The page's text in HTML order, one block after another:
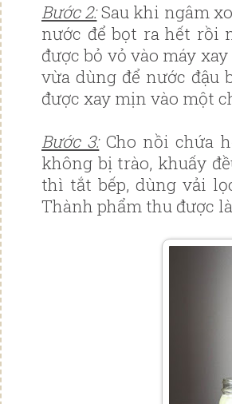
Bước 2:Sau khi ngâm
nước để bọt ra hết rồi
được bỏ vỏ vào máy
vừa dùng để nước đậu
được xay mịn vào một
Bước 3:Cho nồi chứa
không bị trào, khuấy
thì tắt bếp, dùng vải
Thành phẩm thu được